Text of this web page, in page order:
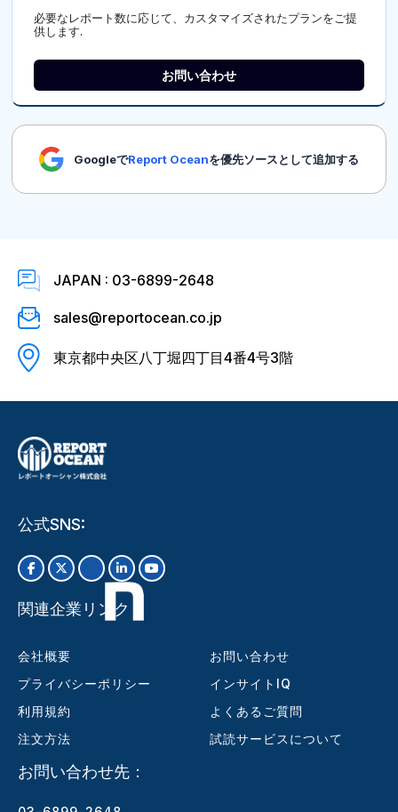
必要なレポート数に応じて、カスタマイズされたプランをご提
供します.
お問い合わせ
GoogleでReport Oceanを優先ソースとして追加する
JAPAN : 03-6899-2648
sales@reportocean.co.jp
東京都中央区八丁堀四丁目4番4号3階
公式SNS:
関連企業リンク
会社概要
プライバシーポリシー
利用規約
注文方法
お問い合わせ
インサイトIQ
よくあるご質問
試読サービスについて
お問い合わせ先：